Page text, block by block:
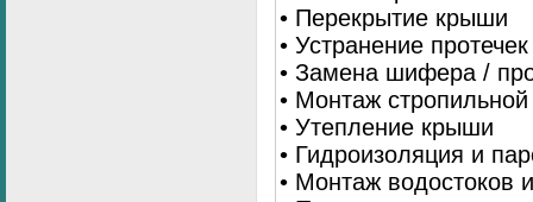
• Перекрытие крыши
• Устранение протечек
• Замена шифера /
• Монтаж
• Утепление крыши
• Гидроизоляция и
• Монтаж водостоков